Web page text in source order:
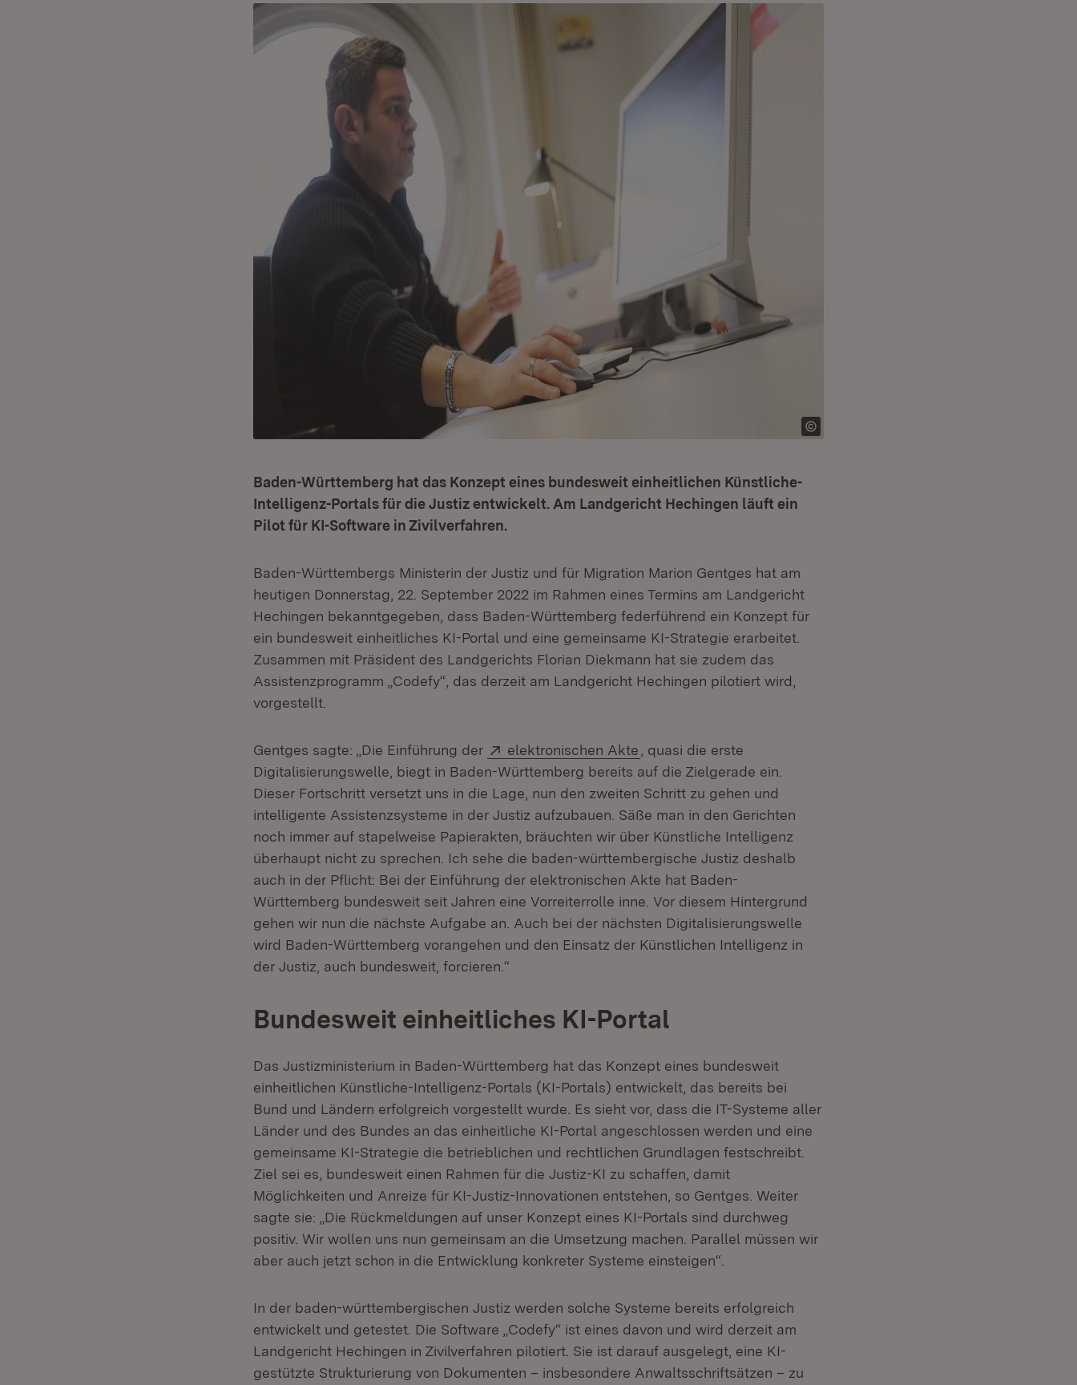
Baden-Württemberg hat das Konzept eines bundesweit einheitlichen Künstliche-
Intelligenz-Portals für die Justiz entwickelt. Am Landgericht Hechingen läuft ein
Pilot für KI-Software in Zivilverfahren.
Baden-Württembergs Ministerin der Justiz und für Migration Marion Gentges hat am
heutigen Donnerstag, 22. September 2022 im Rahmen eines Termins am Landgericht
Hechingen bekanntgegeben, dass Baden-Württemberg federführend ein Konzept für
ein bundesweit einheitliches KI-Portal und eine gemeinsame KI-Strategie erarbeitet.
Zusammen mit Präsident des Landgerichts Florian Diekmann hat sie zudem das
Assistenzprogramm „Codefy“, das derzeit am Landgericht Hechingen pilotiert wird,
vorgestellt.
Gentges sagte: „Die Einführung der Extern:
elektronischen Akte (Öffnet in neuem Fenster)
, quasi die erste
Digitalisierungswelle, biegt in Baden-Württemberg bereits auf die Zielgerade ein.
Dieser Fortschritt versetzt uns in die Lage, nun den zweiten Schritt zu gehen und
intelligente Assistenzsysteme in der Justiz aufzubauen. Säße man in den Gerichten
noch immer auf stapelweise Papierakten, bräuchten wir über Künstliche Intelligenz
überhaupt nicht zu sprechen. Ich sehe die baden-württembergische Justiz deshalb
auch in der Pflicht: Bei der Einführung der elektronischen Akte hat Baden-
Württemberg bundesweit seit Jahren eine Vorreiterrolle inne. Vor diesem Hintergrund
gehen wir nun die nächste Aufgabe an. Auch bei der nächsten Digitalisierungswelle
wird Baden-Württemberg vorangehen und den Einsatz der Künstlichen Intelligenz in
der Justiz, auch bundesweit, forcieren.“
Bundesweit einheitliches KI-Portal
Das Justizministerium in Baden-Württemberg hat das Konzept eines bundesweit
einheitlichen Künstliche-Intelligenz-Portals (KI-Portals) entwickelt, das bereits bei
Bund und Ländern erfolgreich vorgestellt wurde. Es sieht vor, dass die IT-Systeme aller
Länder und des Bundes an das einheitliche KI-Portal angeschlossen werden und eine
gemeinsame KI-Strategie die betrieblichen und rechtlichen Grundlagen festschreibt.
Ziel sei es, bundesweit einen Rahmen für die Justiz-KI zu schaffen, damit
Möglichkeiten und Anreize für KI-Justiz-Innovationen entstehen, so Gentges. Weiter
sagte sie: „Die Rückmeldungen auf unser Konzept eines KI-Portals sind durchweg
positiv. Wir wollen uns nun gemeinsam an die Umsetzung machen. Parallel müssen wir
aber auch jetzt schon in die Entwicklung konkreter Systeme einsteigen“.
In der baden-württembergischen Justiz werden solche Systeme bereits erfolgreich
entwickelt und getestet. Die Software „Codefy“ ist eines davon und wird derzeit am
Landgericht Hechingen in Zivilverfahren pilotiert. Sie ist darauf ausgelegt, eine KI-
gestützte Strukturierung von Dokumenten – insbesondere Anwaltsschriftsätzen – zu